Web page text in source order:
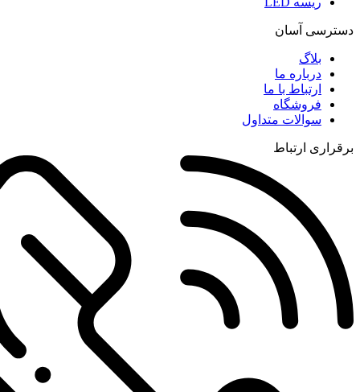
دسترسی آسان
بلاگ
درباره ما
ارتباط با ما
فروشگاه
سوالات متداول
برقراری ارتباط